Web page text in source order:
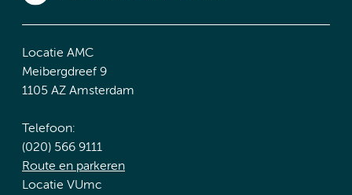
Locatie AMC
Meibergdreef 9
1105 AZ Amsterdam
Telefoon:
(020) 566 9111
Route en parkeren
Locatie VUmc